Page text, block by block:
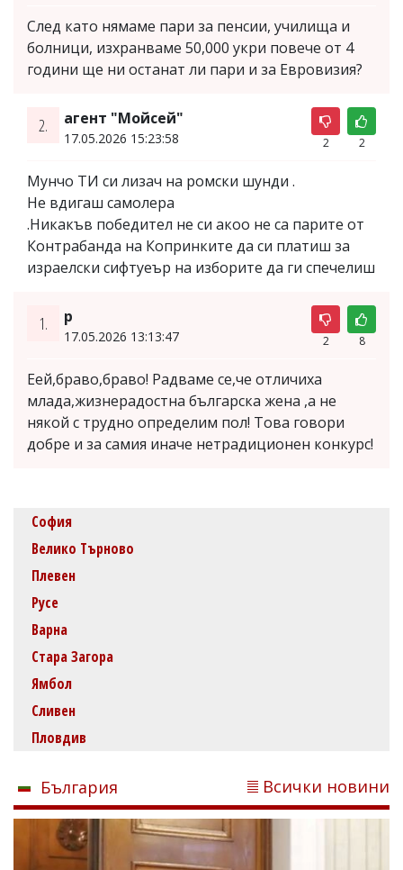
След като нямаме пари за пенсии, училища и
болници, изхранваме 50,000 укри повече от 4
години ще ни останат ли пари и за Евровизия?
2. агент "Мойсей"
17.05.2026 15:23:58 2 2
Мунчо ТИ си лизач на ромски шунди .
Не вдигаш самолера
.Никакъв победител не си акоо не са парите от
Контрабанда на Копринките да си платиш за
израелски сифтуеър на изборите да ги спечелиш
1. p
17.05.2026 13:13:47 2 8
Еей,браво,браво! Радваме се,че отличиха
млада,жизнерадостна българска жена ,а не
някой с трудно определим пол! Това говори
добре и за самия иначе нетрадиционен конкурс!
София
Велико Търново
Плевен
Русе
Варна
Стара Загора
Ямбол
Сливен
Пловдив
България Всички новини